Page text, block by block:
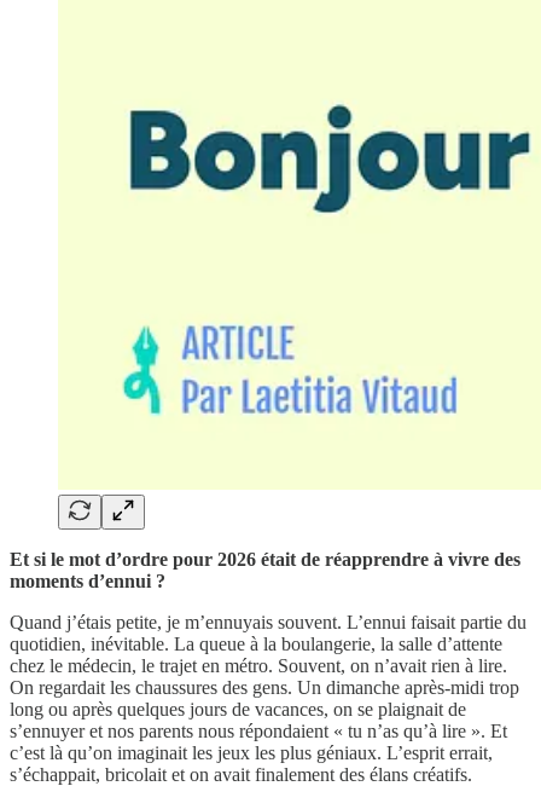
Et si le mot d’ordre pour 2026 était de réapprendre à vivre des
moments d’ennui ?
Quand j’étais petite, je m’ennuyais souvent. L’ennui faisait partie du
quotidien, inévitable. La queue à la boulangerie, la salle d’attente
chez le médecin, le trajet en métro. Souvent, on n’avait rien à lire.
On regardait les chaussures des gens. Un dimanche après-midi trop
long ou après quelques jours de vacances, on se plaignait de
s’ennuyer et nos parents nous répondaient « tu n’as qu’à lire ». Et
c’est là qu’on imaginait les jeux les plus géniaux. L’esprit errait,
s’échappait, bricolait et on avait finalement des élans créatifs.